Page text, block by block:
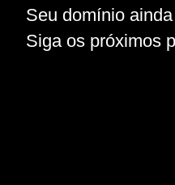
Seu domínio
Siga os próximos